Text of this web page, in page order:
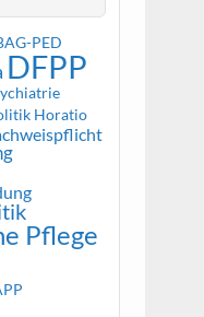
PED
DFPP
Horatio
Pflege